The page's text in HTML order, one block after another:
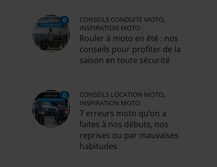
0 CONSEILS CONDUITE MOTO,
INSPIRATION MOTO
Rouler à moto en été : nos
conseils pour profiter de la
saison en toute sécurité
0 CONSEILS LOCATION MOTO,
INSPIRATION MOTO
7 erreurs moto qu’on a
faites à nos débuts, nos
reprises ou par mauvaises
habitudes